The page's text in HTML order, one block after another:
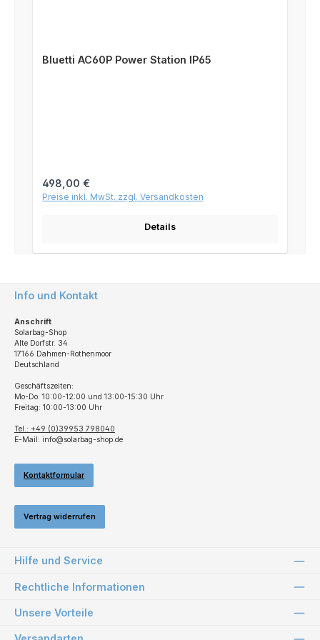
Bluetti AC60P Power Station IP65
Regulärer Preis:
498,00 €
Preise inkl. MwSt. zzgl. Versandkosten
Details
Info und Kontakt
Anschrift
Solarbag-Shop
Alte Dorfstr. 34
17166 Dahmen-Rothenmoor
Deutschland
Geschäftszeiten:
Mo-Do: 10:00-12:00 und 13:00-15:30 Uhr
Freitag: 10:00-13:00 Uhr
Tel.: +49 (0)39953 798040
E-Mail: info@solarbag-shop.de
Kontaktformular
Vertrag widerrufen
Hilfe und Service
Rechtliche Informationen
Unsere Vorteile